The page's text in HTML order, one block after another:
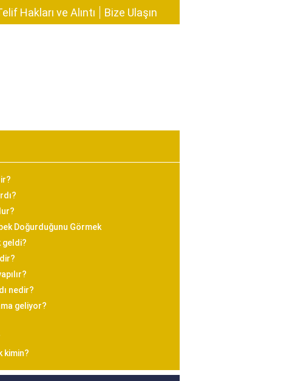
Hakları ve Alıntı Bize Ulaşın
Doğurduğunu Görmek
geldi?
nedir?
geliyor?
kimin?